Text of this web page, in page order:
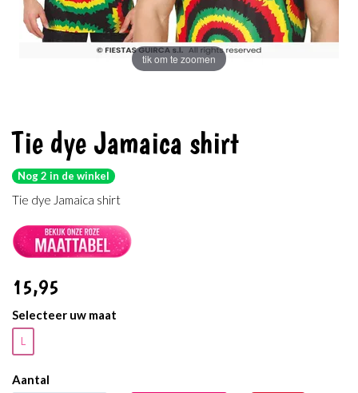
tik om te zoomen
Tie dye Jamaica shirt
Nog 2 in de winkel
Tie dye Jamaica shirt
15,95
Selecteer uw maat
L
Aantal